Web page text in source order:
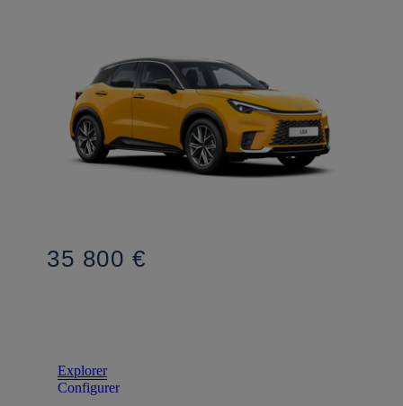
35 800 €
Explorer
Configurer